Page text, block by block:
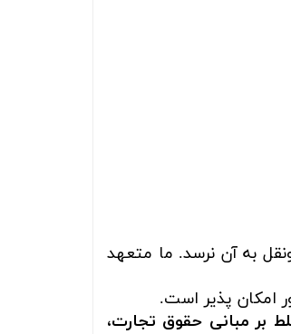
به آن نرسد. ما متعهد
امکان پذیر است.
تسلط بر مبانی حقوق تجارت،